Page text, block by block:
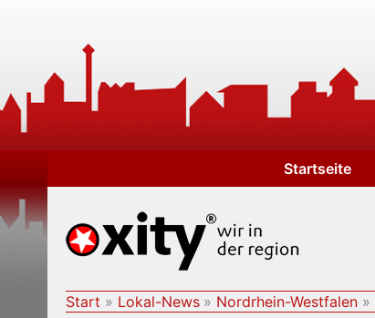
Startseite
Start Lokal-News Nordrhein-Westfalen